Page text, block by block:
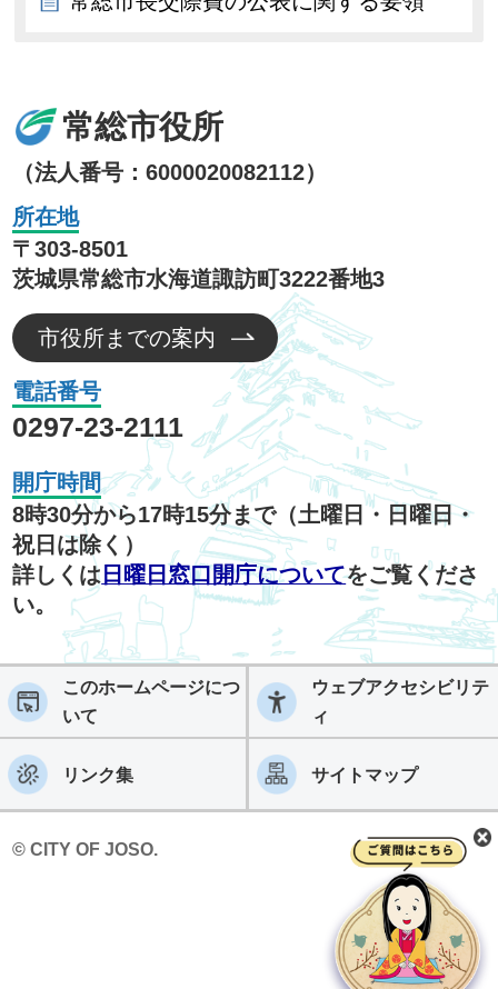
常総市役所
（法人番号：6000020082112）
所在地
〒303-8501
茨城県常総市水海道諏訪町3222番地3
市役所までの案内
電話番号
0297-23-2111
開庁時間
8時30分から17時15分まで（土曜日・日曜日・
祝日は除く）
詳しくは 日曜日窓口開庁についてをご覧くださ
い。
このホームページにつ
いて
ウェブアクセシビリテ
ィ
リンク集 サイトマップ
© CITY OF JOSO.